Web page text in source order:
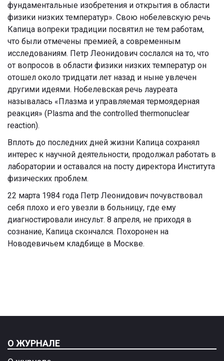
фундаментальные изобретения и открытия в области
физики низких температур». Свою нобелевскую речь
Капица вопреки традиции посвятил не тем работам,
что были отмечены премией, а современным
исследованиям. Петр Леонидович сослался на то, что
от вопросов в области физики низких температур он
отошел около тридцати лет назад и ныне увлечен
другими идеями. Нобелевская речь лауреата
называлась «Плазма и управляемая термоядерная
реакция» (Plasma and the controlled thermonuclear
reaction).
Вплоть до последних дней жизни Капица сохранял
интерес к научной деятельности, продолжал работать в
лаборатории и оставался на посту директора Института
физических проблем.
22 марта 1984 года Петр Леонидович почувствовал
себя плохо и его увезли в больницу, где ему
диагностировали инсульт. 8 апреля, не приходя в
сознание, Капица скончался. Похоронен на
Новодевичьем кладбище в Москве.
О ЖУРНАЛЕ